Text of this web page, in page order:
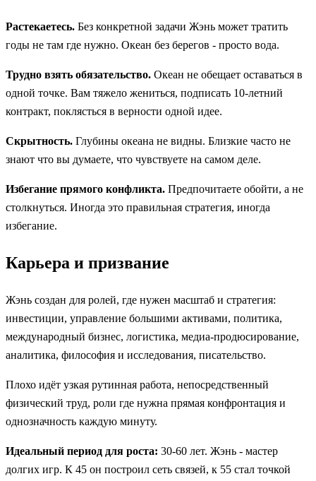
Растекаетесь. Без конкретной задачи Жэнь может тратить
годы не там где нужно. Океан без берегов - просто вода.
Трудно взять обязательство. Океан не обещает оставаться в
одной точке. Вам тяжело жениться, подписать 10-летний
контракт, поклясться в верности одной идее.
Скрытность. Глубины океана не видны. Близкие часто не
знают что вы думаете, что чувствуете на самом деле.
Избегание прямого конфликта. Предпочитаете обойти, а не
столкнуться. Иногда это правильная стратегия, иногда
избегание.
Карьера и призвание
Жэнь создан для ролей, где нужен масштаб и стратегия:
инвестиции, управление большими активами, политика,
международный бизнес, логистика, медиа-продюсирование,
аналитика, философия и исследования, писательство.
Плохо идёт узкая рутинная работа, непосредственный
физический труд, роли где нужна прямая конфронтация и
однозначность каждую минуту.
Идеальный период для роста: 30-60 лет. Жэнь - мастер
долгих игр. К 45 он построил сеть связей, к 55 стал точкой